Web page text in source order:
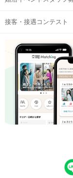
接客・接遇コンテスト